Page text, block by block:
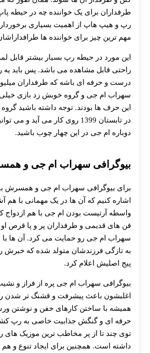
طرفداران برای یک خواننده چه در حیطه
رپ و هیپ هاپ از اهمیت بسیاری
مهم ترین چیز برای خواننده ها
این مورد در حیطه رپ بسیار بیشتر
راحتی قابل مشاهده می باشد. پس باید یه
درست و حرفه ای باشه که طرفداران
سهراب ام جی و گروه خوبش زد بازی خیلی
این حرف ها بودند. توجه داشته باشید گروه
در تابستان 1399 روی کار می آید و
دوباره ام جی در این چهار چوب باشید.
بیوگرافی سهراب ام جی و
برای بیوگرافی سهراب ام جی و همسرش
اشاره کنیم که آن ها در یک مهمانی با هم
واسطه آرتیست بودن ام جی با هم ازدواج
فن های قدیمی و طرفداران پر و پا قرص
سهراب ام جی رو حمایت می کرد. آن ها با
به تازگی فرزندشان متولد شده که خبرش
پیج اصلیش اعلام کرد.
بيوگرافی سهراب ام جی پره از فراز و
اغلبشون باعث پیشرفت و قشنگ تر شدن
همیشه با ساختن کارهای خفن و نوشتن
حرفه ای و گنگش جذابیت خاصی به رپ
توی چند تا از پر مخاطب ترین موزیک
داشته است. همچنین برای ایجاد تنوع و